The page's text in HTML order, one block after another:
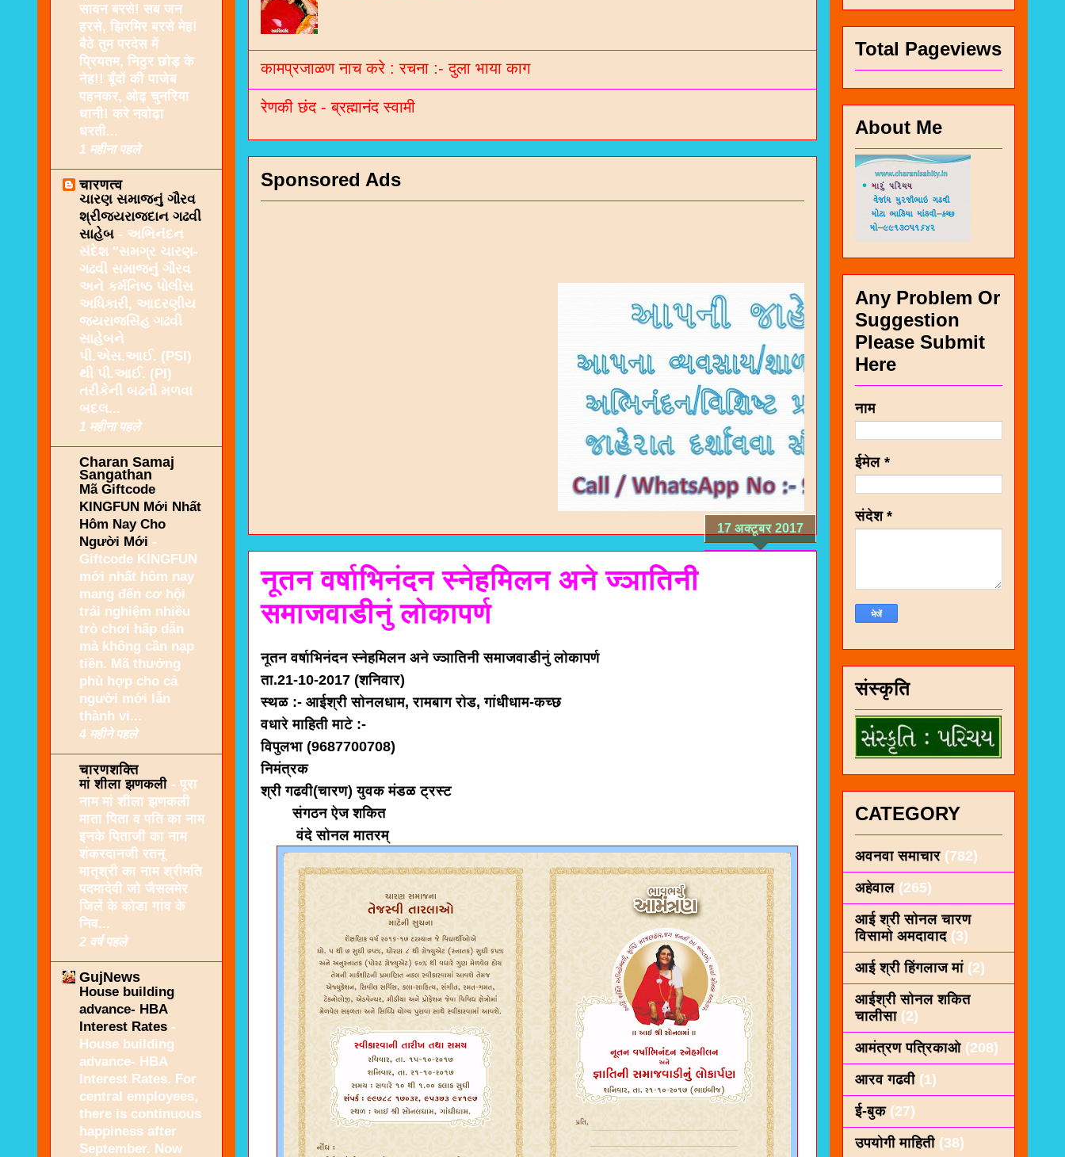
कामप्रजाळण नाच करे : रचना :- दुला भाया काग
रेणकी छंद - ब्रह्मानंद स्वामी
Sponsored Ads
17 अक्टूबर 2017
नूतन वर्षाभिनंदन स्नेहमिलन अने ज्ञातिनी
समाजवाडीनुं लोकापर्ण
नूतन वर्षाभिनंदन स्नेहमिलन अने ज्ञातिनी समाजवाडीनुं लोकापर्ण
ता.21-10-2017 (शनिवार)
स्थळ :- आईश्री सोनलधाम, रामबाग रोड, गांधीधाम-कच्छ
वधारे माहिती माटे :-
विपुलभा (9687700708)
निमंत्रक
श्री गढवी(चारण) युवक मंडळ ट्रस्ट
संगठन ऐज शकित
वंदे सोनल मातरम्
सावन बरसे! सब जन
हरसे, झिरमिर बरसे मेह!
बैठे तुम परदेस में
प्रियतम, निठुर छोड़ के
नेह!! बूँदों की पाजेब
पहनकर, ओढ़ चुनरिया
धानी! करे नवोढ़ा
धरती...
1 महीना पहले
चारणत्व
ચારણ સમાજનું ગૌરવ
શ્રીજયરાજદાન ગઢવી
સાહેબ - અભિનંદન
સંદેશ "સમગ્ર ચારણ-
ગઢવી સમાજનું ગૌરવ
અને કર્મનિષ્ઠ પોલીસ
અધિકારી, આદરણીય
જયરાજસિંહ ગઢવી
સાહેબને
પી.એસ.આઈ. (PSI)
થી પી.આઈ. (PI)
તરીકેની બઢતી મળવા
બદલ...
1 महीना पहले
Charan Samaj
Sangathan
Mã Giftcode
KINGFUN Mới Nhất
Hôm Nay Cho
Người Mới -
Giftcode KINGFUN
mới nhất hôm nay
mang đến cơ hội
trải nghiệm nhiều
trò chơi hấp dẫn
mà không cần nạp
tiền. Mã thưởng
phù hợp cho cả
người mới lẫn
thành vi...
4 महीने पहले
चारणशक्ति
मां शीला झणकली - पूरा
नाम मां शीला झणकली
माता पिता व पति का नाम
इनके पिताजी का नाम
शंकरदानजी रतनू
मातृश्री का नाम श्रीमति
पदमादेवी जो जैसलमेर
जिलें के कोडा गांव के
निव...
2 वर्ष पहले
GujNews
House building
advance- HBA
Interest Rates -
House building
advance- HBA
Interest Rates. For
central employees,
there is continuous
happiness after
September. Now
Total Pageviews
About Me
Any Problem Or
Suggestion
Please Submit
Here
नाम
ईमेल *
संदेश *
संस्कृति
CATEGORY
अवनवा समाचार (782)
अहेवाल (265)
आई श्री सोनल चारण
विसामो अमदावाद (3)
आई श्री हिंगलाज मां (2)
आईश्री सोनल शकित
चालीसा (2)
आमंत्रण पत्रिकाओ (208)
आरव गढवी (1)
ई-बुक (27)
उपयोगी माहिती (38)